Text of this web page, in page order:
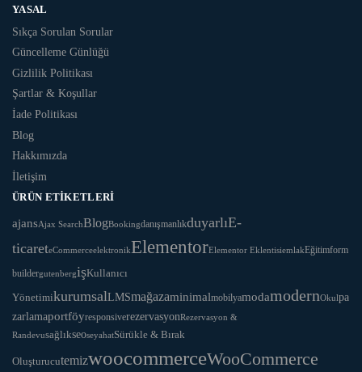
YASAL
Sıkça Sorulan Sorular
Güncelleme Günlüğü
Gizlilik Politikası
Şartlar & Koşullar
İade Politikası
Blog
Hakkımızda
İletişim
ÜRÜN ETIKETLERI
ajansAjax SearchBlogBookingdanışmanlıkduyarlıE-
ticareteCommerceelektronikElementorElementor EklentisiemlakEğitimform
buildergutenbergişKullanıcı
YönetimikurumsalLMSmağazaminimalmobilyamodamodernOkulpa
zarlamaportföyresponsiverezervasyonRezervasyon &
RandevusağlıkseoseyahatSürükle & Bırak
OluşturucutemizwoocommerceWooCommerce